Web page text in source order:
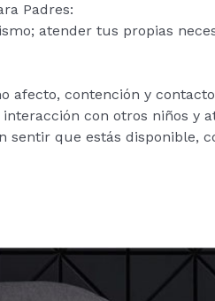
Padres:
atender tus propias
afecto, contención y
interacción con otros niños y
sentir que estás disponible,